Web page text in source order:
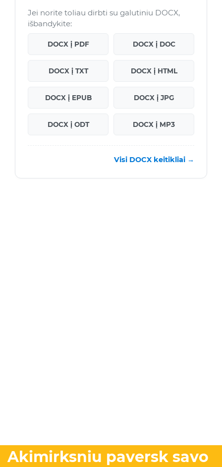
Jei norite toliau dirbti su galutiniu DOCX,
išbandykite:
DOCX į PDF DOCX į DOC
DOCX į TXT DOCX į HTML
DOCX į EPUB DOCX į JPG
DOCX į ODT DOCX į MP3
Visi DOCX keitikliai →
Akimirksniu paversk savo